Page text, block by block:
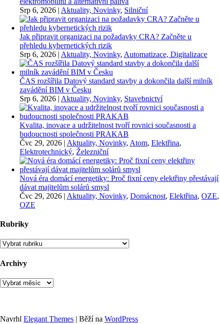
Srp 6, 2026 | Aktuality, Novinky, Silniční
Jak připravit organizaci na požadavky CRA? Začněte u
přehledu kybernetických rizik
Srp 6, 2026 | Aktuality, Novinky, Automatizace, Digitalizace
ČAS rozšířila Datový standard stavby a dokončila další milník
zavádění BIM v Česku
Srp 6, 2026 | Aktuality, Novinky, Stavebnictví
Kvalita, inovace a udržitelnost tvoří rovnici současnosti a
budoucnosti společnosti PRAKAB
Čvc 29, 2026 | Aktuality, Novinky, Atom, Elektřina,
Elektrotechnický, Železniční
Nová éra domácí energetiky: Proč fixní ceny elektřiny přestávají
dávat majitelům solárů smysl
Čvc 29, 2026 | Aktuality, Novinky, Domácnost, Elektřina, OZE,
OZE
Rubriky
Rubriky
Archivy
Archivy
Navrhl Elegant Themes | Běží na WordPress